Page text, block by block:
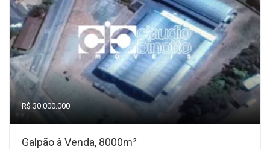
R$ 30.000.000
Galpão à Venda, 8000m²